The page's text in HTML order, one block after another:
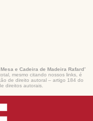
e Cadeira de Madeira Rafard"
mesmo citando nossos links, é
de direito autoral – artigo 184 do
direitos autorais